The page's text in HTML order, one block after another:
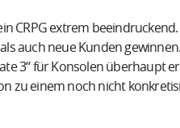
CRPG extrem
auch neue Kunden
3“ für Konsolen überhaupt
zu einem noch nicht